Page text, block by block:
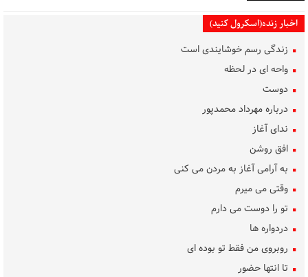
اخبار زنده(اسکرول کنید)
زندگی رسم خوشایندی است
واحه ای در لحظه
دوست
درباره مهرداد محمدپور
ندای آغاز
افق روشن
به آرامی آغاز به مردن می کنی
وقتی می میرم
تو را دوست می دارم
دردواره‌ ها
روبروی من فقط تو بوده ای
تا انتها حضور